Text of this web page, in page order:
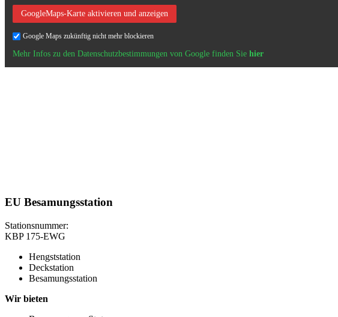
GoogleMaps-Karte aktivieren und anzeigen
Google Maps zukünftig nicht mehr blockieren
Mehr Infos zu den Datenschutzbestimmungen von Google finden Siehier
EU Besamungsstation
Stationsnummer:
KBP 175-EWG
Hengststation
Deckstation
Besamungsstation
Wir bieten